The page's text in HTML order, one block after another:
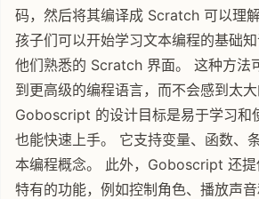
码，然后将其编译成 Scratch 可以理
孩子们可以开始学习文本编程的基础
他们熟悉的 Scratch 界面。 这种方法
到更高级的编程语言，而不会感到太大
Goboscript 的设计目标是易于学习和
也能快速上手。 它支持变量、函数、
本编程概念。 此外，Goboscript 还
特有的功能，例如控制角色、播放声音